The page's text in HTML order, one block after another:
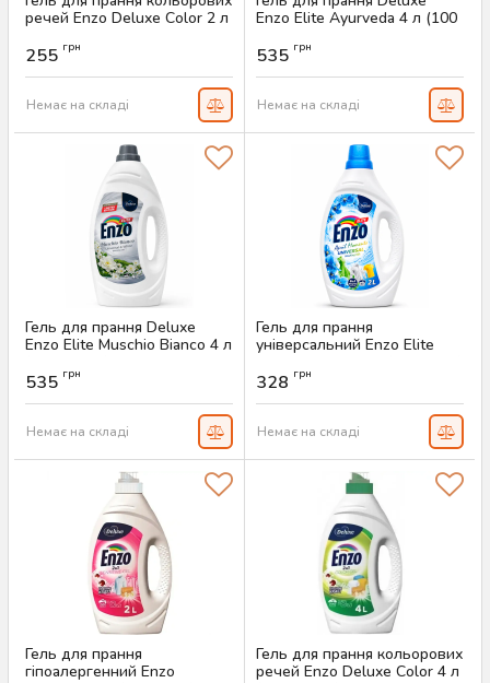
речей Enzo Deluxe Color 2 л
Артикул:
255 грн
Немає на складі
Enzo Elite Ayurveda 4 л (100
Артикул:
535 грн
Немає на складі
Гель для прання Deluxe
Enzo Elite Muschio Bianco 4 л
Артикул:
535 грн
Немає на складі
Гель для прання
універсальний Enzo Elite
Артикул:
328 грн
Немає на складі
Гель для прання
гіпоалергенний Enzo
Гель для прання кольорових
речей Enzo Deluxe Color 4 л